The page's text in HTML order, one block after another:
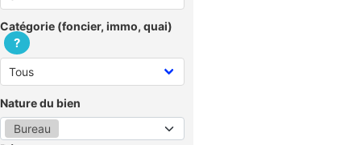
Catégorie (foncier, immo, quai)
?
Nature du bien
Bureau